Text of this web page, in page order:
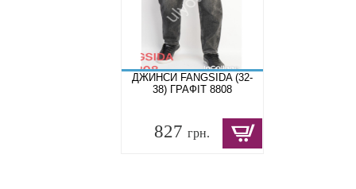
ДЖИНСИ FANGSIDA (32-
38) ГРАФІТ 8808
827 грн.